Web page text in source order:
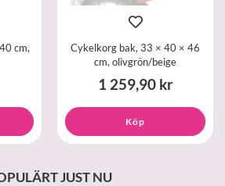
cm,
Cykelkorg bak, 33 × 40 × 46
cm, olivgrön/beige
1 259,90 kr
Köp
JUST NU